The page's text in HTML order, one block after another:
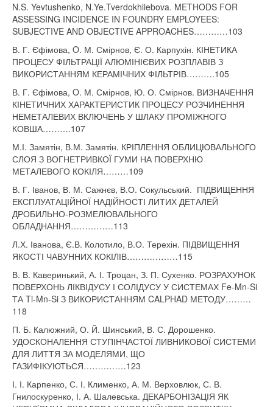
N.S. Yevtushenko, N.Ye.Tverdokhliebova. METHODS FOR
ASSESSING INCIDENCE IN FOUNDRY EMPLOYEES:
SUBJECTIVE AND OBJECTIVE APPROACHES…………103
В. Г. Єфімова, O. М. Смірнов, Є. О. Карпухін. КІНЕТИКА
ПРОЦЕСУ ФІЛЬТРАЦІЇ АЛЮМІНІЄВИХ РОЗПЛАВІВ З
ВИКОРИСТАННЯМ КЕРАМІЧНИХ ФІЛЬТРІВ……….105
В. Г. Єфімова, O. М. Смірнов, Ю. О. Смірнов. ВИЗНАЧЕННЯ
КІНЕТИЧНИХ ХАРАКТЕРИСТИК ПРОЦЕСУ РОЗЧИНЕННЯ
НЕМЕТАЛЕВИХ ВКЛЮЧЕНЬ У ШЛАКУ ПРОМІЖНОГО
КОВША……….107
М.І. Замятін, В.М. Замятін. КРІПЛЕННЯ ОБЛИЦЮВАЛЬНОГО
СЛОЯ З ВОГНЕТРИВКОЇ ГУМИ НА ПОВЕРХНЮ
МЕТАЛЕВОГО КОКІЛЯ………109
В. Г. Іванов, В. М. Сажнєв, В.О. Сокульський. ПІДВИЩЕННЯ
ЕКСПЛУАТАЦІЙНОЇ НАДІЙНОСТІ ЛИТИХ ДЕТАЛЕЙ
ДРОБИЛЬНО-РОЗМЕЛЮВАЛЬНОГО
ОБЛАДНАННЯ……………113
Л.Х. Іванова, Є.В. Колотило, В.О. Терехін. ПІДВИЩЕННЯ
ЯКОСТІ ЧАВУННИХ КОКІЛІВ………………115
В. В. Каверинький, А. І. Троцан, З. П. Сухенко. РОЗРАХУНОК
ПОВЕРХОНЬ ЛІКВІДУСУ І СОЛІДУСУ У СИСТЕМАХ Fe-Mn-Si
ТА Ti-Mn-Si З ВИКОРИСТАННЯМ CALPHAD МЕТОДУ………
118
П. Б. Калюжний, О. Й. Шинський, В. С. Дорошенко.
УДОСКОНАЛЕННЯ СТУПІНЧАСТОЇ ЛИВНИКОВОЇ СИСТЕМИ
ДЛЯ ЛИТТЯ ЗА МОДЕЛЯМИ, ЩО
ГАЗИФІКУЮТЬСЯ……………123
І. І. Карпенко, С. І. Клименко, А. М. Верховлюк, С. В.
Гнилоскуренко, І. А. Шалевська. ДЕКАРБОНІЗАЦІЯ ЯК